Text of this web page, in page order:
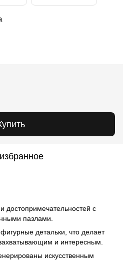
достопримечательностей с
пазлами.
детальки, что делает
и интересным.
искусственным